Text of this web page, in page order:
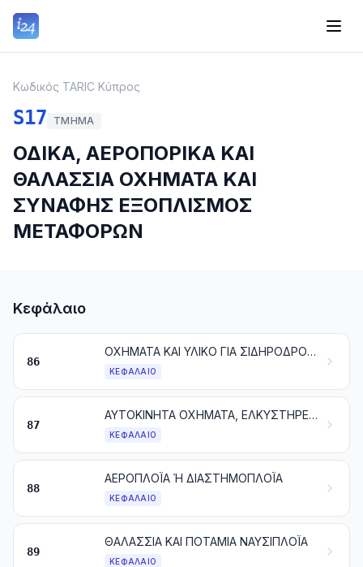
Κωδικός TARIC Κύπρος
S17 ΤΜΉΜΑ
ΟΔΙΚΑ, ΑΕΡΟΠΟΡΙΚΑ ΚΑΙ
ΘΑΛΑΣΣΙΑ ΟΧΗΜΑΤΑ ΚΑΙ
ΣΥΝΑΦΗΣ ΕΞΟΠΛΙΣΜΟΣ
ΜΕΤΑΦΟΡΩΝ
Κεφάλαιο
86
ΟΧΗΜΑΤΑ ΚΑΙ ΥΛΙΚΟ ΓΙΑ ΣΙΔΗΡΟΔΡΟΜΙΚΕΣ Ή ΠΑΡΟΜΟΙΕΣ ΓΡΑΜΜΕΣ ΚΑΙ ΤΑ ΜΕΡΗ ΤΟΥΣ. ΜΗΧΑΝΙΚΕΣ ΣΥΣΚΕΥΕΣ (ΣΤΙΣ ΟΠΟΙΕΣ ΠΕΡΙΛΑΜΒΑΝΟΝΤΑΙ ΚΑΙ ΟΙ ΗΛΕΚΤΡΟΜΗΧΑΝΙΚΕΣ) ΣΗΜΑΤΟΔΟΤΗΣΗΣ ΓΙΑ ΤΙΣ ΓΡΑΜΜΕΣ ΣΥΓΚΟΙΝΩΝΙΩΝ
ΚΕΦΆΛΑΙΟ
87
ΑΥΤΟΚΙΝΗΤΑ ΟΧΗΜΑΤΑ, ΕΛΚΥΣΤΗΡΕΣ, ΠΟΔΗΛΑΤΑ ΚΑΙ ΑΛΛΑ ΟΧΗΜΑΤΑ ΓΙΑ ΧΕΡΣΑΙΕΣ ΜΕΤΑΦΟΡΕΣ, ΤΑ ΜΕΡΗ ΚΑΙ ΕΞΑΡΤΗΜΑΤΑ ΤΟΥΣ
ΚΕΦΆΛΑΙΟ
88
ΑΕΡΟΠΛΟΪΑ Ή ΔΙΑΣΤΗΜΟΠΛΟΪΑ
ΚΕΦΆΛΑΙΟ
89
ΘΑΛΑΣΣΙΑ ΚΑΙ ΠΟΤΑΜΙΑ ΝΑΥΣΙΠΛΟΪΑ
ΚΕΦΆΛΑΙΟ